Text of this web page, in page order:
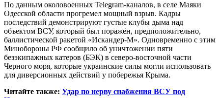
По данным околовоенных Telegram-каналов, в селе Маяки
Одесской области прогремел мощный взрыв. Кадры
последствий демонстрируют густые клубы дыма над
объектом ВСУ, который был поражён, предположительно,
баллистической ракетой «Искандер-М». Одновременно с этим
Минобороны РФ сообщило об уничтожении пяти
безэкипажных катеров (БЭК) в северо-восточной части
Черного моря, которые украинские силы могли использовать
для диверсионных действий у побережья Крыма.
Читайте также: Удар по нерву снабжения ВСУ под